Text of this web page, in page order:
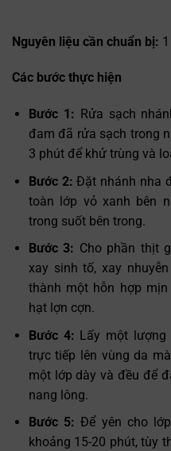
Nguyên liệu cần chuẩn bị:
Các bước thực hiện
Bước 1: Rửa sạch
đam đã rửa sạch trong
3 phút để khử trùng và
Bước 2:Đặt nhánh nha
toàn lớp vỏ xanh bên
trong suốt bên trong.
Bước 3: Cho phần thịt
xay sinh tố, xay
thành một hỗn hợp
hạt lợn cợn.
Bước 4: Lấy một
trực tiếp lên vùng da
một lớp dày và đều để
nang lông.
Bước 5:Để yên cho
khoảng 15-20 phút, tùy